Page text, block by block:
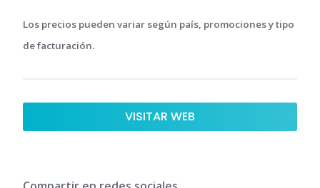
Los precios pueden variar según país, promociones y tipo
de facturación.
VISITAR WEB